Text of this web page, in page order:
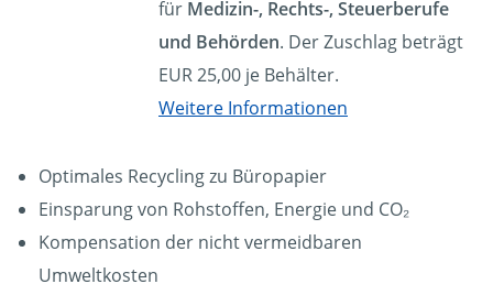
für Medizin-, Rechts-, Steuerberufe
und Behörden. Der Zuschlag beträgt
EUR 25,00 je Behälter.
Weitere Informationen
Optimales Recycling zu Büropapier
Einsparung von Rohstoffen, Energie und CO₂
Kompensation der nicht vermeidbaren
Umweltkosten